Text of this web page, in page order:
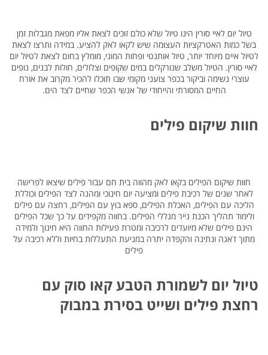
טיול יום לאיי סורין הינו טיול שלא כולם זוכים לצאת אליו מפאת מגבלות זמן
בשל כמות האטרקציות העצומה שיש לקאו לאק להציע. במידה ותרצו לצאת
לטיול איים מיוחד יותר, טיול אותנטי ופחות המוני, מומלץ בחום לצאת לטיול יום
לאיי סורין. הטיול משלב שנורקלים במים שקופים וצלולים, חולות לבנים, נופים
עוצרי נשימה וביקור בכפר צועני מקומי שבו תוכלו להכיר מקרוב את אורח
החיים המסורתי והייחודי של אנשי הכפר שחיים לצד הים.
חוות שיקום פילים
חוות שיקום הפילים בקאו לאק מהווה בית חם עבור פילים שיצאו לפרישה
לאחר שנים של רכיבת פילים ומציעה יום חינוכי ומהנה לצד הפילים וכוללת
הליכה עם הפילים, האכלת הפילים, ספא בוץ עם הפילים, רחצה עם פילים
ולימוד תהליך הכנת נייר מגללי הפילים. בחווה מקפידים על כך שכל הפילים
הינם פילים שלא מיועדים לרכיבה ומטרת פעילות החווה היא חינוך ולמידה
מתוך דאגה ונתינה והקפדה יתרה במניעת התעללות בחיות וללא רכיבה על
פילים
טיול יום לשמורת הטבע קאו סוק עם
רחצת פילים ושייט בסירת במבוק